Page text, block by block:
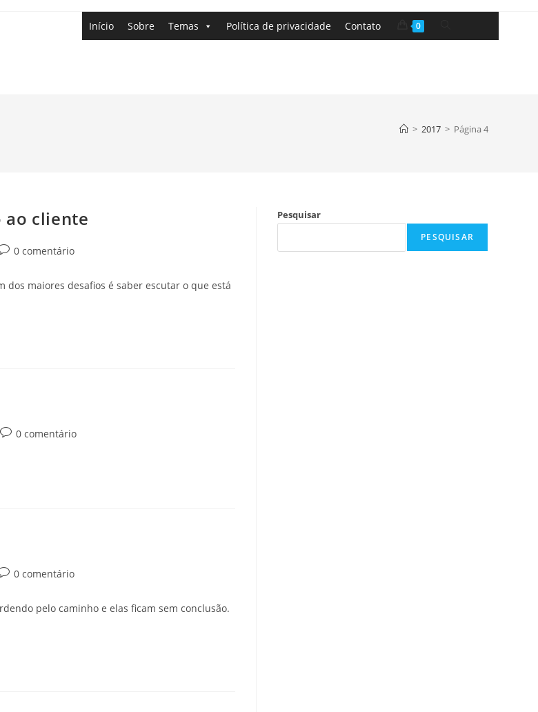
Início Sobre Temas Política de privacidade Contato 0
> 2017 > Página 4
ao cliente
0 comentário
maiores desafios é saber escutar o que está
0 comentário
0 comentário
pelo caminho e elas ficam sem conclusão.
Pesquisar
PESQUISAR